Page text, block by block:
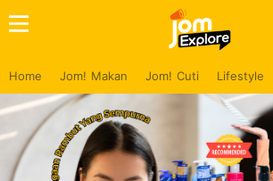
Home Jom! Makan Jom! Cuti Lifestyle